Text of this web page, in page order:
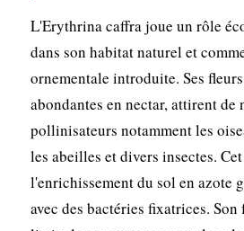
L'Erythrina caffra joue un rôle
dans son habitat naturel et
ornementale introduite. Ses
abondantes en nectar, attirent de
pollinisateurs notamment les
les abeilles et divers insectes.
l'enrichissement du sol en azote
avec des bactéries fixatrices.